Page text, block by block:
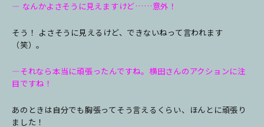
― なんかよさそうに見えますけど……意外！
そう！ よさそうに見えるけど、できないねって言われます
（笑）。
―それなら本当に頑張ったんですね。横田さんのアクションに注
目ですね！
あのときは自分でも胸張ってそう言えるくらい、ほんとに頑張り
ました！